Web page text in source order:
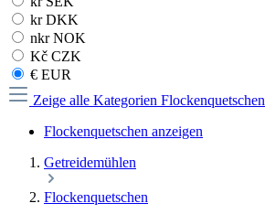
kr DKK
nkr NOK
Kč CZK
€ EUR
Zeige alle Kategorien Flockenquetschen
Flockenquetschen anzeigen
Getreidemühlen
Flockenquetschen